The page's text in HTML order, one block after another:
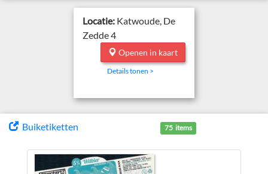
Locatie: Katwoude, De
Zedde 4
Openen in kaart
Details tonen >
Buiketiketten 75 items